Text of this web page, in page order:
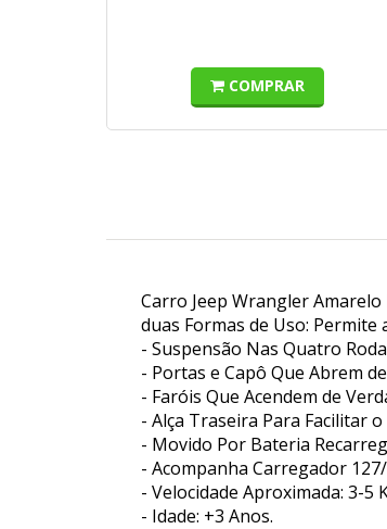
COMPRAR
Carro Jeep Wrangler
duas Formas de Uso:
- Suspensão Nas Quatro
- Portas e Capô Que Abrem
- Faróis Que Acendem de
- Alça Traseira Para Facilitar
- Movido Por Bateria
- Acompanha Carregador
- Velocidade Aproximada: 3-5
- Idade: +3 Anos.